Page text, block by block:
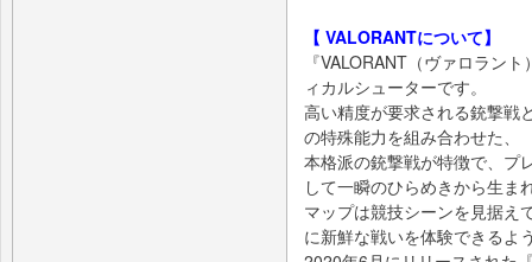
【 VALORANTについて】
『VALORANT（ヴァロラン
ィカルシューターです。
高い精度が要求される銃撃戦
の特殊能力を組み合わせた、
本格派の銃撃戦が特徴で、プ
して一瞬のひらめきから生ま
マップは競技シーンを見据え
に新鮮な戦いを体験できるよ